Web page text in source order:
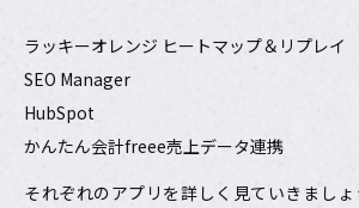
ラッキーオレンジ ヒートマップ＆リプレイ
SEO Manager
HubSpot
かんたん会計freee売上データ連携
それぞれのアプリを詳しく見ていきましょ